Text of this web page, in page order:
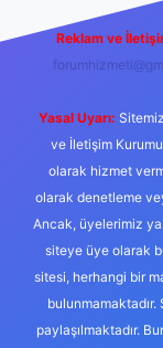
Reklam ve
Yasal Uyarı:
ve İletişim Kurumu
olarak hizmet
olarak denetleme
Ancak, üyelerimiz
siteye üye olarak
sitesi, herhangi bir
bulunmamaktadır.
paylaşılmaktadır.